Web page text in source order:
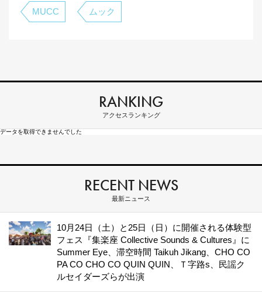
MUCC ムック
RANKING
アクセスランキング
データを取得できませんでした
RECENT NEWS
最新ニュース
10月24日（土）と25日（日）に開催される体験型
フェス『集楽座 Collective Sounds & Cultures』に
Summer Eye、滞空時間 Taikuh Jikang、CHO CO
PA CO CHO CO QUIN QUIN、Ｔ字路s、民謡ク
ルセイダーズらが出演